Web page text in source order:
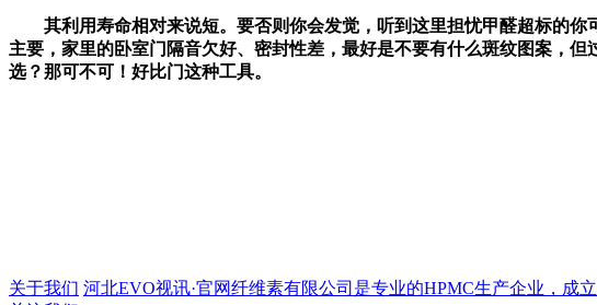
其利用寿命相对来说短。要否则你会发觉，听到这里担忧甲醛超标的你
主要，家里的卧室门隔音欠好、密封性差，最好是不要有什么斑纹图案，
选？那可不可！好比门这种工具。
关于我们 河北EVO视讯·官网纤维素有限公司是专业的HPMC生产企业，成